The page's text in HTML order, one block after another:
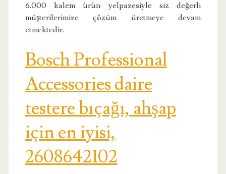
6.000 kalem ürün yelpazesiyle siz değerli
müşterilerimize çözüm üretmeye devam
etmektedir.
Bosch Professional
Accessories daire
testere bıçağı, ahşap
için en iyisi,
2608642102